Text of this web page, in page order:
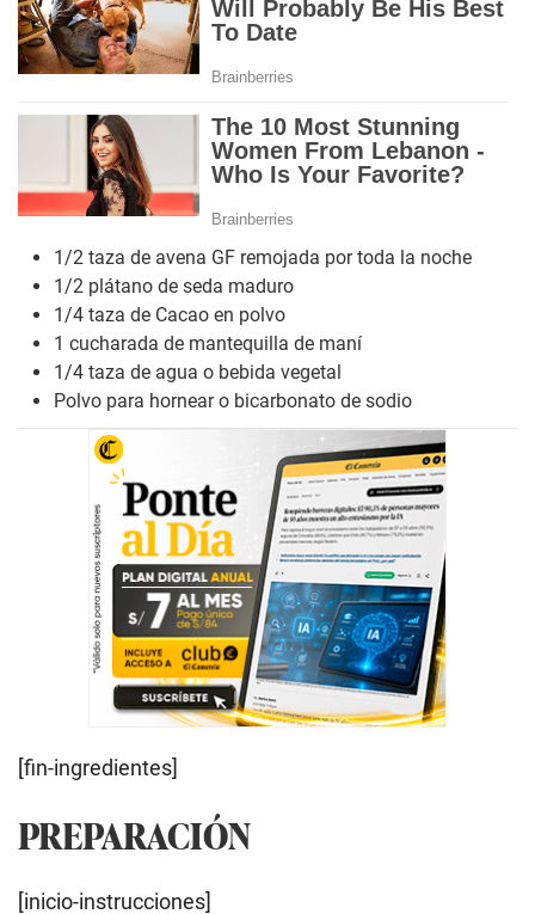
1/2 taza de avena GF remojada por toda la noche
1/2 plátano de seda maduro
1/4 taza de Cacao en polvo
1 cucharada de mantequilla de maní
1/4 taza de agua o bebida vegetal
Polvo para hornear o bicarbonato de sodio
[fin-ingredientes]
PREPARACIÓN
[inicio-instrucciones]